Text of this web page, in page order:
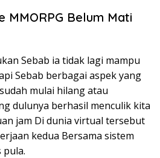
MMORPG Belum Mati
Sebab ia tidak lagi mampu
Sebab berbagai aspek yang
mulai hilang atau
dulunya berhasil menculik kita
jam Di dunia virtual tersebut
kedua Bersama sistem
pula.